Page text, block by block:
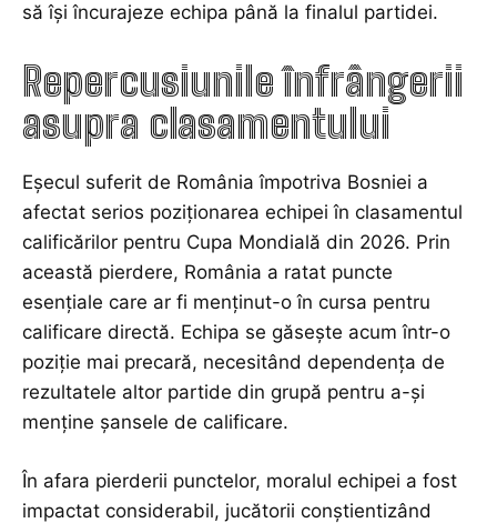
să își încurajeze echipa până la finalul partidei.
Repercusiunile înfrângerii
asupra clasamentului
Eșecul suferit de România împotriva Bosniei a
afectat serios poziționarea echipei în clasamentul
calificărilor pentru Cupa Mondială din 2026. Prin
această pierdere, România a ratat puncte
esențiale care ar fi menținut-o în cursa pentru
calificare directă. Echipa se găsește acum într-o
poziție mai precară, necesitând dependența de
rezultatele altor partide din grupă pentru a-și
menține șansele de calificare.
În afara pierderii punctelor, moralul echipei a fost
impactat considerabil, jucătorii conștientizând